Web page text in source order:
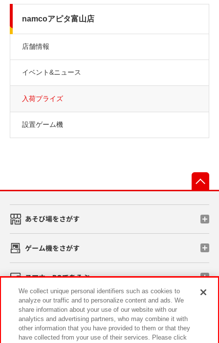
namcoアピタ富山店
店舗情報
イベント&ニュース
入荷プライズ
設置ゲーム機
あそび場をさがす
ゲーム機をさがす
スマホ・PCであそぶ
イベント・キャンペーン
We collect unique personal identifiers such as cookies to
analyze our traffic and to personalize content and ads. We
share information about your use of our website with our
analytics and advertising partners, who may combine it with
other information that you have provided to them or that they
have collected from your use of their services. Please click